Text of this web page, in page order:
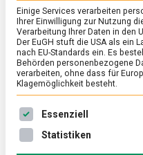
Grüne
24. Januar 2025
Die Messe Berlin
wie internationalen
Einige Services verarbeiten
Ihrer Einwilligung zur Nutzung
Verarbeitung Ihrer Daten in den
Der EuGH stuft die USA als ein
nach EU-Standards ein. Es
Behörden personenbezogene
verarbeiten, ohne dass für
Klagemöglichkeit besteht.
Es folgt eine Liste der
Essenziell
Statistiken